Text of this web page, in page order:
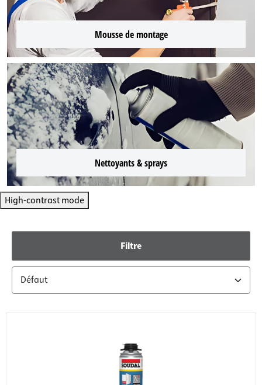
Mousse de montage
Nettoyants & sprays
High-contrast mode
Filtre